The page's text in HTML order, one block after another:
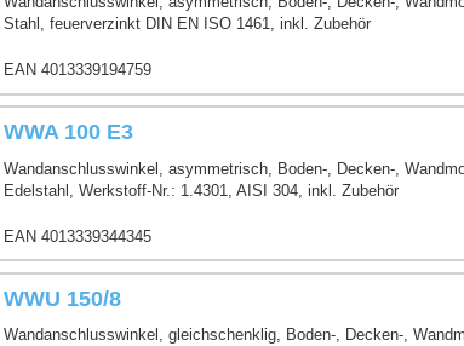
Stahl, feuerverzinkt DIN EN ISO 1461, inkl. Zubehör
EAN 4013339194759
WWA 100 E3
Wandanschlusswinkel, asymmetrisch, Boden-, Decken-,
Edelstahl, Werkstoff-Nr.: 1.4301, AISI 304, inkl. Zubehör
EAN 4013339344345
WWU 150/8
Wandanschlusswinkel, gleichschenklig, Boden-, Decken-,